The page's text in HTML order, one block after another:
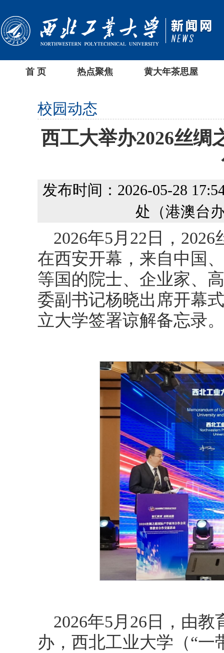
首 页 热点聚焦 黄大年茶思屋
校园动态
西工大举办2026丝绸
发布时间：2026-05-28
处（港澳台
2026年5月22日，
在西安开幕，来自中国
等国的院士、企业家、
委副书记杨晓出席开幕
立大学签署谅解备忘录。
2026年5月26日，由
办，西北工业大学（“一